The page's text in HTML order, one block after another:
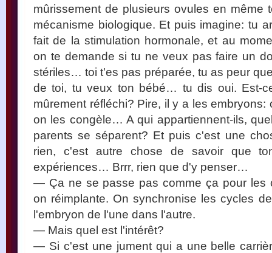
mûrissement de plusieurs ovules en même
mécanisme biologique. Et puis imagine: tu
fait de la stimulation hormonale, et au
on te demande si tu ne veux pas faire un
stériles… toi t'es pas préparée, tu as peur
de toi, tu veux ton bébé… tu dis oui. Est-
mûrement réfléchi? Pire, il y a les
on les congèle… A qui appartiennent-ils,
parents se séparent? Et puis c'est une
rien, c'est autre chose de savoir que
expériences… Brrr, rien que d'y penser…
— Ça ne se passe pas comme ça pour les
on réimplante. On synchronise les cycles
l'embryon de l'une dans l'autre.
— Mais quel est l'intérêt?
— Si c'est une jument qui a une belle